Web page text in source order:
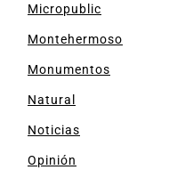
Micropublic
Montehermoso
Monumentos
Natural
Noticias
Opinión